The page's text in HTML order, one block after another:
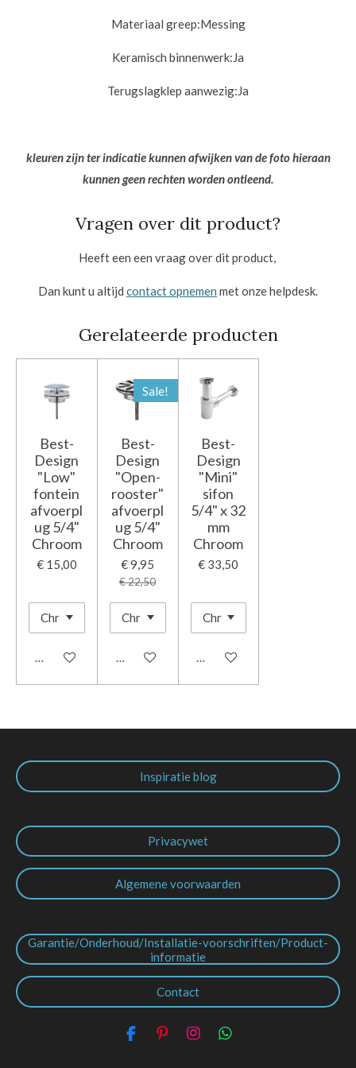
Materiaal greep:Messing
Keramisch binnenwerk:Ja
Terugslagklep aanwezig:Ja
kleuren zijn ter indicatie kunnen afwijken van de foto hieraan
kunnen geen rechten worden ontleend.
Vragen over dit product?
Heeft een een vraag over dit product,
Dan kunt u altijd contact opnemen met onze helpdesk.
Gerelateerde producten
Best-
Design
"Low"
fontein
afvoerpl
ug 5/4"
Chroom
€ 15,00
In winkelwagen
Sale!
Best-
Design
"Open-
rooster"
afvoerpl
ug 5/4"
Chroom
€ 9,95
€ 22,50
In winkelwagen
Best-
Design
"Mini"
sifon
5/4" x 32
mm
Chroom
€ 33,50
In winkelwagen
Inspiratie blog
Privacywet
Algemene voorwaarden
Garantie/Onderhoud/Installatie-voorschriften/Product-
informatie
Contact
F
P
I
W